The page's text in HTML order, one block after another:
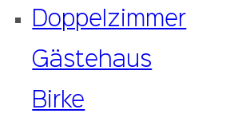
Doppelzimmer
Gästehaus
Birke